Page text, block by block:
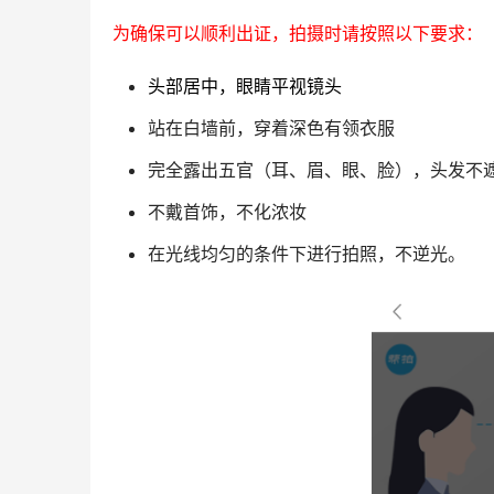
为确保可以顺利出证，拍摄时请按照以下要求：
头部居中，眼睛平视镜头
站在白墙前，穿着深色有领衣服
完全露出五官（耳、眉、眼、脸），头发不
不戴首饰，不化浓妆
在光线均匀的条件下进行拍照，不逆光。